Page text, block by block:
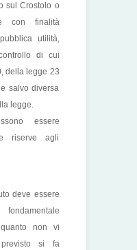
sul Crostolo o
con finalità
utilità,
di cui
della legge 23
salvo diversa
legge.
essere
riserve agli
deve essere
quanto non vi
previsto si fa